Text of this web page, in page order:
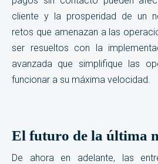
cliente y la prosperidad de un
retos que amenazan a las
ser resueltos con la
avanzada que simplifique las
funcionar a su máxima velocidad.
El futuro de la última
De ahora en adelante, las